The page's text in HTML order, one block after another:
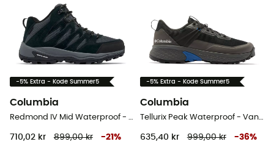
-5% Extra - Kode Summer5
Columbia
Redmond IV Mid Waterproof - Vandresko - Damer
710,02 kr 899,00 kr -21 %
-5% Extra - Kode Summer5
Columbia
Tellurix Peak Waterproof - Vandresko - Herrer
635,40 kr 999,00 kr -36%